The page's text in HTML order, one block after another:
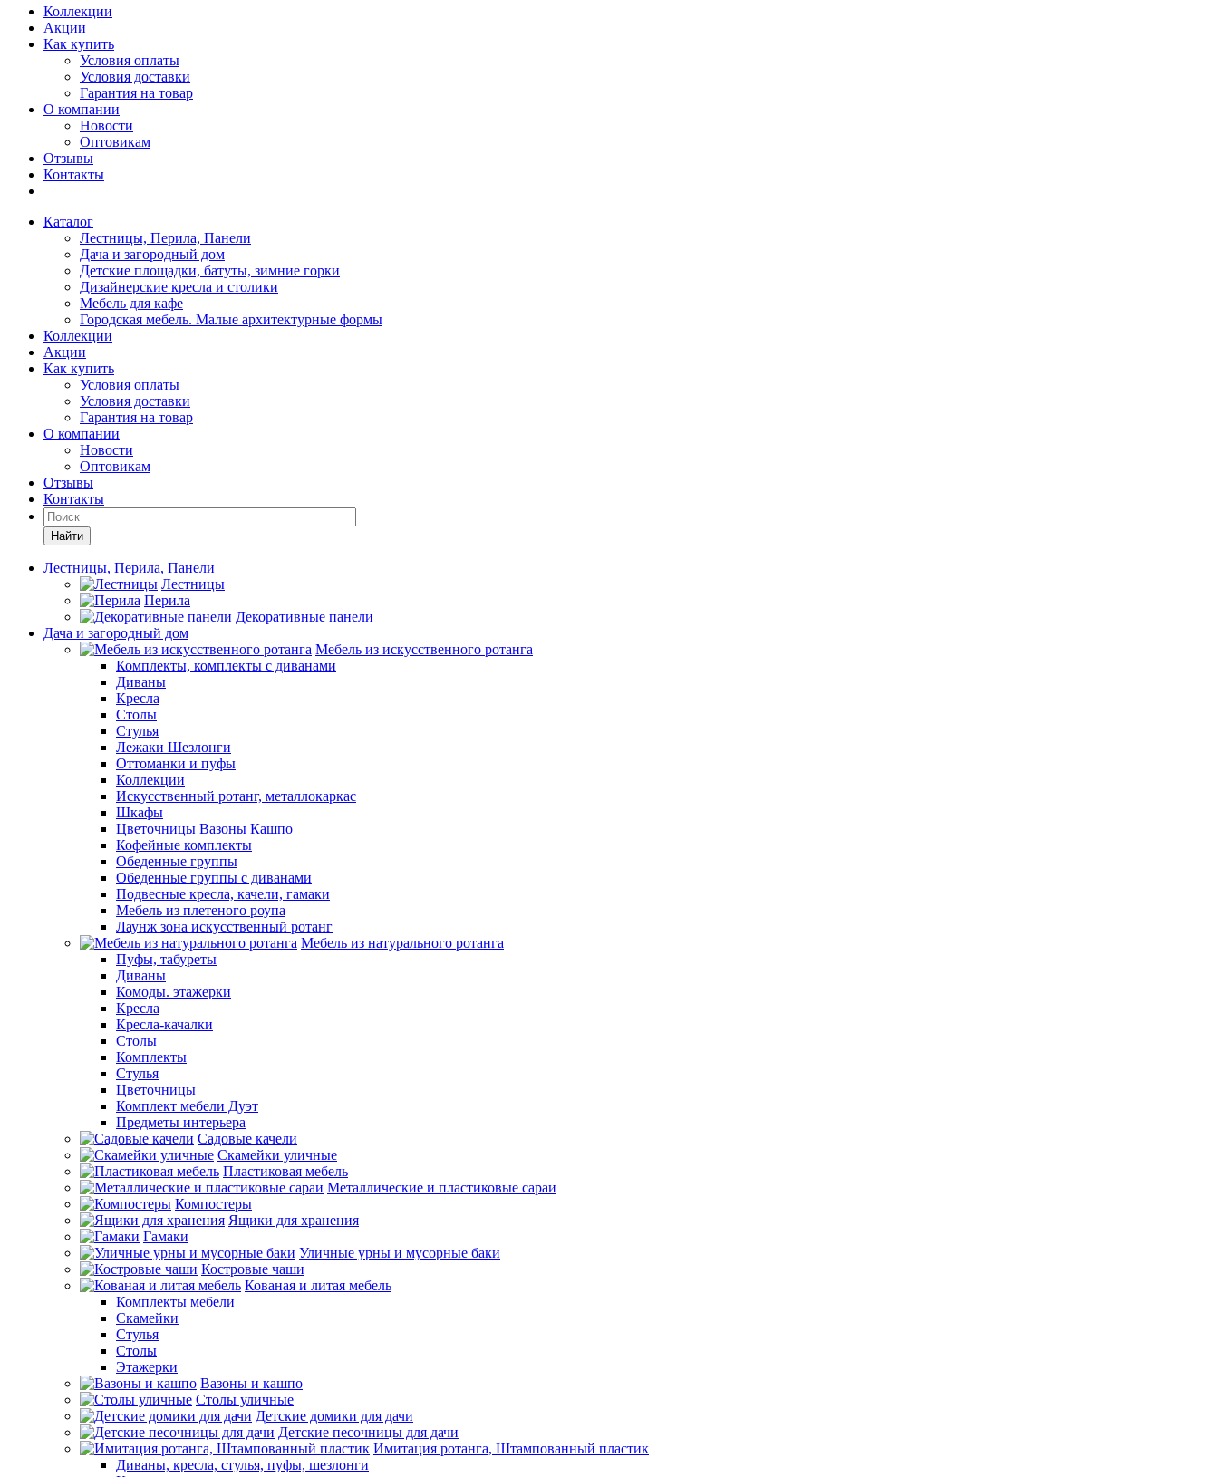
Коллекции
Акции
Как купить
Условия оплаты
Условия доставки
Гарантия на товар
О компании
Новости
Оптовикам
Отзывы
Контакты
Каталог
Лестницы, Перила, Панели
Дача и загородный дом
Детские площадки, батуты, зимние горки
Дизайнерские кресла и столики
Мебель для кафе
Городская мебель. Малые архитектурные формы
Коллекции
Акции
Как купить
Условия оплаты
Условия доставки
Гарантия на товар
О компании
Новости
Оптовикам
Отзывы
Контакты
Найти
Лестницы, Перила, Панели
Лестницы
Перила
Декоративные панели
Дача и загородный дом
Мебель из искусственного ротанга
Комплекты, комплекты с диванами
Диваны
Кресла
Столы
Стулья
Лежаки Шезлонги
Оттоманки и пуфы
Коллекции
Искусственный ротанг, металлокаркас
Шкафы
Цветочницы Вазоны Кашпо
Кофейные комплекты
Обеденные группы
Обеденные группы с диванами
Подвесные кресла, качели, гамаки
Мебель из плетеного роупа
Лаунж зона искусственный ротанг
Мебель из натурального ротанга
Пуфы, табуреты
Диваны
Комоды. этажерки
Кресла
Кресла-качалки
Столы
Комплекты
Стулья
Цветочницы
Комплект мебели Дуэт
Предметы интерьера
Садовые качели
Скамейки уличные
Пластиковая мебель
Металлические и пластиковые сараи
Компостеры
Ящики для хранения
Гамаки
Уличные урны и мусорные баки
Костровые чаши
Кованая и литая мебель
Комплекты мебели
Скамейки
Стулья
Столы
Этажерки
Вазоны и кашпо
Столы уличные
Детские домики для дачи
Детские песочницы для дачи
Имитация ротанга, Штампованный пластик
Диваны, кресла, стулья, пуфы, шезлонги